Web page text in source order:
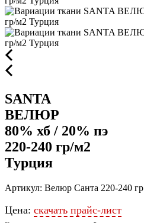
SANTA
ВЕЛЮР
80% хб / 20% пэ
220-240 гр/м2
Турция
Артикул: Велюр Санта 220-240 гр
Цена: скачать прайс-лист